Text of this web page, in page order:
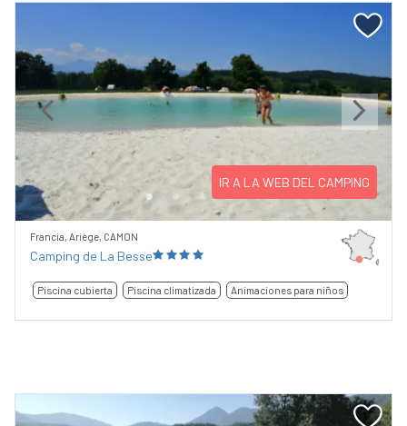
Previous Next
IR A LA WEB DEL CAMPING
Francia, Ariège, CAMON
Camping de La Besse
Piscina cubierta Piscina climatizada Animaciones para niños